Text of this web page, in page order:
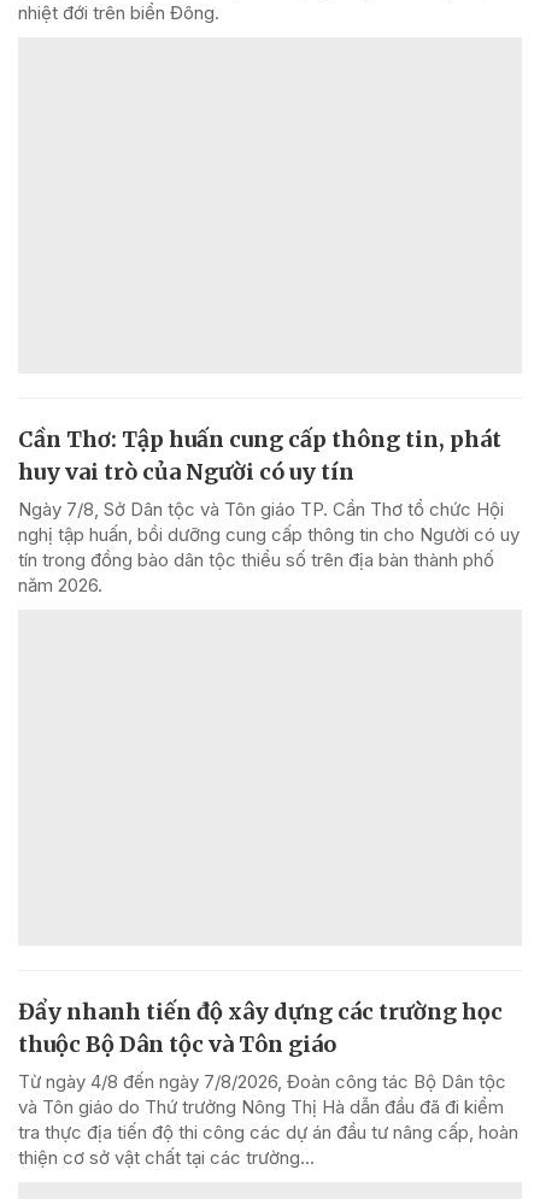
nhiệt đới trên biển Đông.
Cần Thơ: Tập huấn cung cấp thông tin, phát
huy vai trò của Người có uy tín
Ngày 7/8, Sở Dân tộc và Tôn giáo TP. Cần Thơ tổ chức Hội
nghị tập huấn, bồi dưỡng cung cấp thông tin cho Người có uy
tín trong đồng bào dân tộc thiểu số trên địa bàn thành phố
năm 2026.
Đẩy nhanh tiến độ xây dựng các trường học
thuộc Bộ Dân tộc và Tôn giáo
Từ ngày 4/8 đến ngày 7/8/2026, Đoàn công tác Bộ Dân tộc
và Tôn giáo do Thứ trưởng Nông Thị Hà dẫn đầu đã đi kiểm
tra thực địa tiến độ thi công các dự án đầu tư nâng cấp, hoàn
thiện cơ sở vật chất tại các trường...